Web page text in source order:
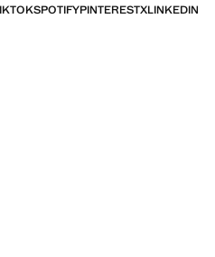
SPOTIFYPINTERESTXLINKEDIN